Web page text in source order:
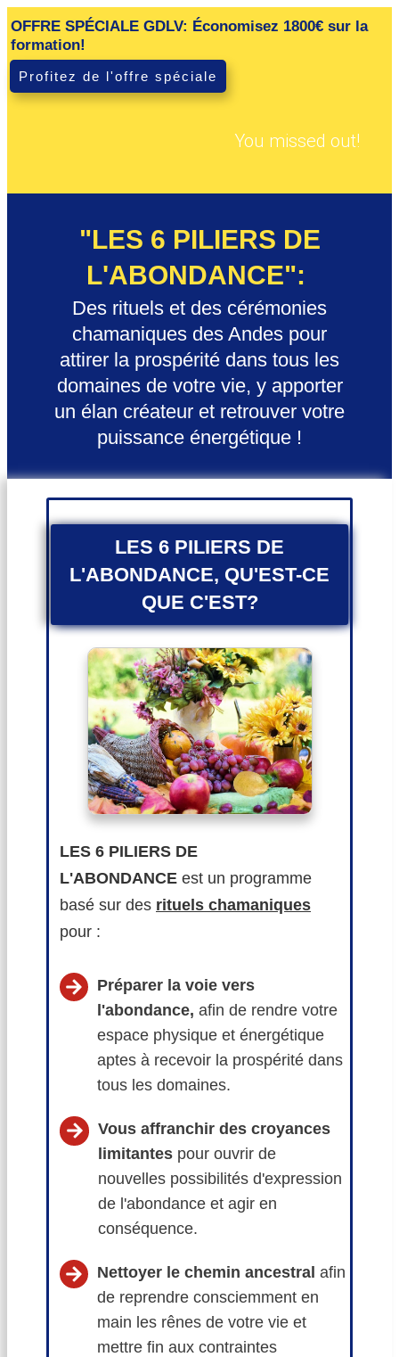
OFFRE SPÉCIALE GDLV: Économisez 1800€ sur la
formation!
Profitez de l'offre spéciale
You missed out!
"LES 6 PILIERS DE
L'ABONDANCE":
Des rituels et des cérémonies
chamaniques des Andes pour
attirer la prospérité dans tous les
domaines de votre vie, y apporter
un élan créateur et retrouver votre
puissance énergétique !
LES 6 PILIERS DE
L'ABONDANCE, QU'EST-CE
QUE C'EST?
LES 6 PILIERS DE
L'ABONDANCE est un programme
basé sur des rituels chamaniques
pour :
Préparer la voie vers
l'abondance, afin de rendre votre
espace physique et énergétique
aptes à recevoir la prospérité dans
tous les domaines.
Vousaffranchir des croyances
limitantes pour ouvrir de
nouvelles possibilités d'expression
de l'abondance et agir en
conséquence.
Nettoyer le chemin ancestral afin
de reprendre consciemment en
main les rênes de votre vie et
mettre fin aux contraintes